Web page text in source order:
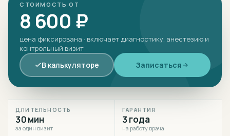
СТОИМОСТЬ ОТ
8 600 ₽
цена фиксирована · включает диагностику, анестезию и
контрольный визит
В калькуляторе Записаться
ДЛИТЕЛЬНОСТЬ
30 мин
за один визит
ГАРАНТИЯ
3 года
на работу врача